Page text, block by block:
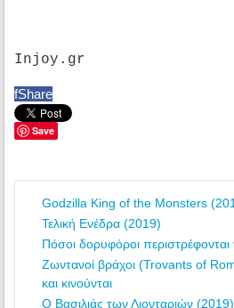
Injoy.gr
fShare
Save
Godzilla King of the Monsters
Τελική Ενέδρα (2019)
Πόσοι δορυφόροι
Ζωντανοί βράχοι (Trovants of
και κινούνται
Ο Βασιλιάς των Λιονταριών (2019)